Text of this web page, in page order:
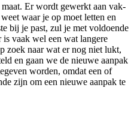
Er wordt gewerkt aan vak­
waar je op moet let­ten en
bij je past, zul je met vol­doen­de
vaak wel een wat lan­ge­re
zoek naar wat er nog niet lukt,
en gaan we de nieu­we aan­pak
wor­den, omdat een of
zijn om een nieu­we aan­pak te